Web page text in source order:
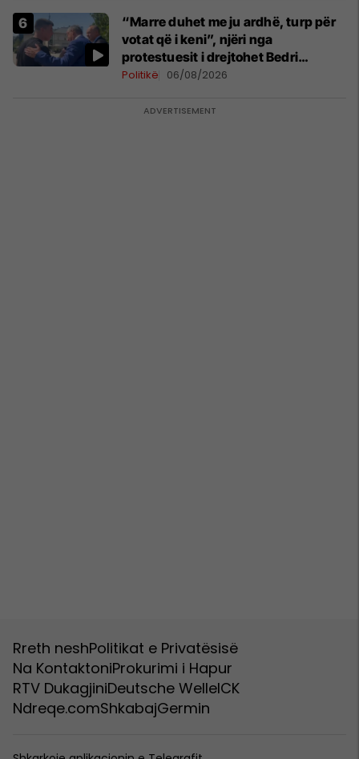
“Marre duhet me ju ardhë, turp për
votat që i keni”, njëri nga
protestuesit i drejtohet Bedri
Hamzës
Politikë 06/08/2026
Rreth neshPolitikat e Privatësisë
Na KontaktoniProkurimi i Hapur
RTV DukagjiniDeutsche WelleICK
Ndreqe.comShkabajGermin